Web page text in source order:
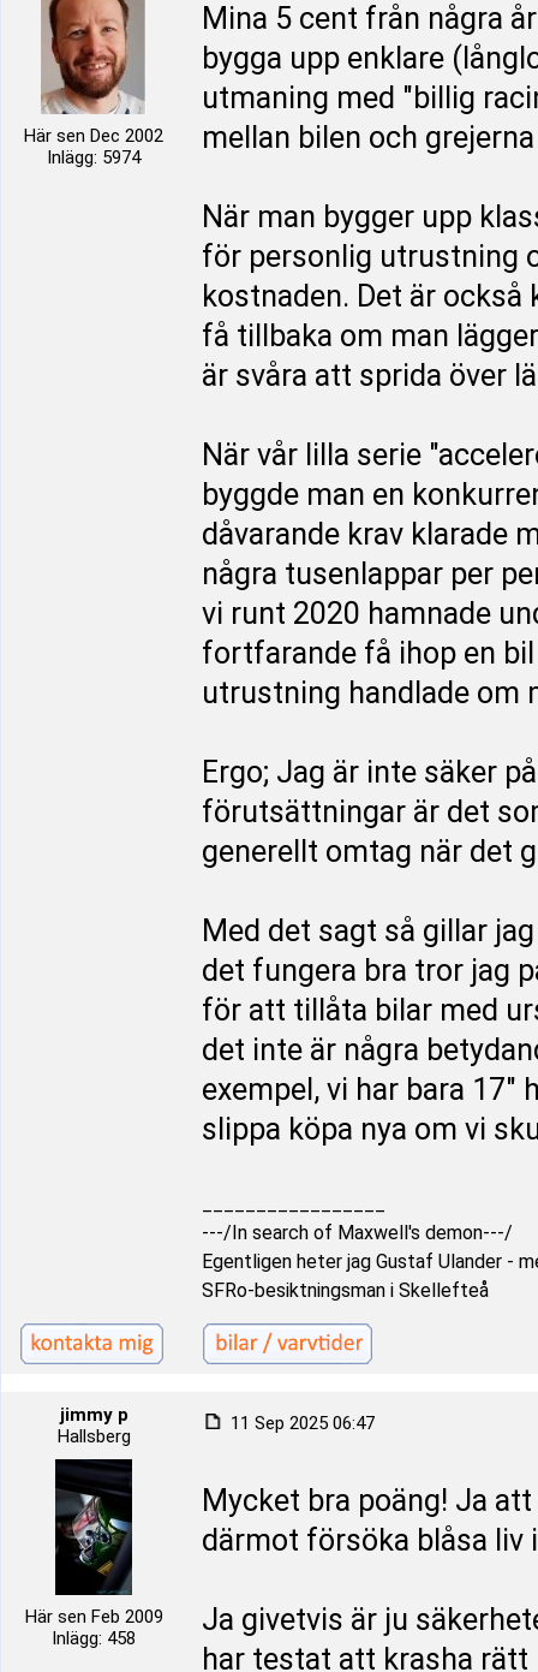
Här sen Dec 2002
Inlägg: 5974
Mina 5 cent från några
bygga upp enklare
utmaning med "billig
mellan bilen och
När man bygger upp
för personlig utrustning
kostnaden. Det är
få tillbaka om man
är svåra att sprida över
När vår lilla serie
byggde man en
dåvarande krav klarade
några tusenlappar per
vi runt 2020 hamnade
fortfarande få ihop en
utrustning handlade om
Ergo; Jag är inte säker
förutsättningar är det
generellt omtag när det
Med det sagt så gillar
det fungera bra tror jag
för att tillåta bilar med
det inte är några
exempel, vi har bara 17"
slippa köpa nya om vi
---/In search of Maxwell's demon---/
Egentligen heter jag Gustaf Ulander -
SFRo-besiktningsman i Skellefteå
jimmy p
Hallsberg
Här sen Feb 2009
Inlägg: 458
11 Sep 2025 06:47
Mycket bra poäng! Ja
därmot försöka blåsa liv
Ja givetvis är ju
har testat att krasha rätt